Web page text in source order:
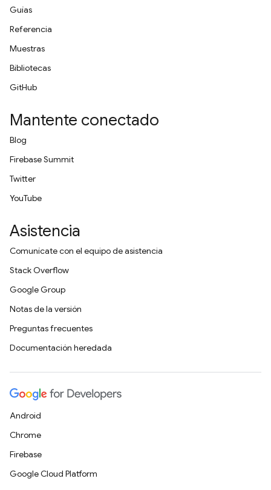
Guías
Referencia
Muestras
Bibliotecas
GitHub
Mantente conectado
Blog
Firebase Summit
Twitter
YouTube
Asistencia
Comunícate con el equipo de asistencia
Stack Overflow
Google Group
Notas de la versión
Preguntas frecuentes
Documentación heredada
Android
Chrome
Firebase
Google Cloud Platform